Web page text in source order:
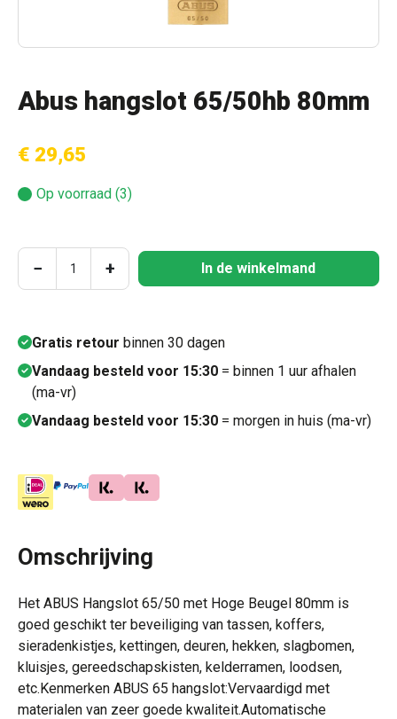
Abus hangslot 65/50hb 80mm
€ 29,65
Op voorraad (3)
Producthoeveelheid: Voer de gewenste
− + In de winkelmand
Gratis retour binnen 30 dagen
Vandaag besteld voor 15:30 = binnen 1 uur afhalen
(ma-vr)
Vandaag besteld voor 15:30 = morgen in huis (ma-vr)
Omschrijving
Het ABUS Hangslot 65/50 met Hoge Beugel 80mm is
goed geschikt ter beveiliging van tassen, koffers,
sieradenkistjes, kettingen, deuren, hekken, slagbomen,
kluisjes, gereedschapskisten, kelderramen, loodsen,
etc.Kenmerken ABUS 65 hangslot:Vervaardigd met
materialen van zeer goede kwaliteit.Automatische